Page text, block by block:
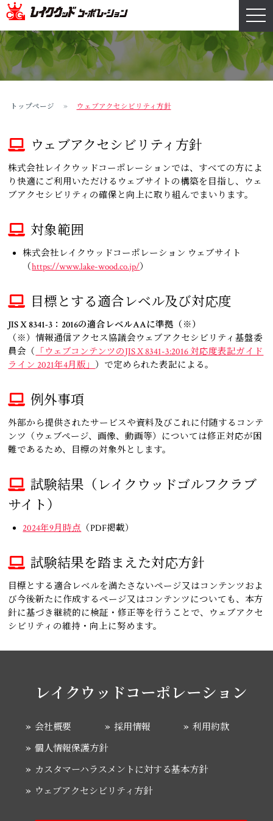
トップページ ウェブアクセシビリティ方針
ウェブアクセシビリティ方針
株式会社レイクウッドコーポレーションでは、すべての方によ
り快適にご利用いただけるウェブサイトの構築を目指し、ウェ
ブアクセシビリティの確保と向上に取り組んでまいります。
対象範囲
株式会社レイクウッドコーポレーション ウェブサイト
（https://www.lake-wood.co.jp/）
目標とする適合レベル及び対応度
JIS X 8341-3：2016の適合レベルAAに準拠（※）
（※）情報通信アクセス協議会ウェブアクセシビリティ基盤委
員会（ 「ウェブコンテンツのJIS X 8341-3:2016 対応度表記ガイド
ライン 2021年4月版」 ）で定められた表記による。
例外事項
外部から提供されたサービスや資料及びこれに付随するコンテ
ンツ（ウェブページ、画像、動画等）については修正対応が困
難であるため、目標の対象外とします。
試験結果（レイクウッドゴルフクラブ
サイト）
2024年9月時点 （PDF掲載）
試験結果を踏まえた対応方針
目標とする適合レベルを満たさないページ又はコンテンツおよ
び今後新たに作成するページ又はコンテンツについても、本方
針に基づき継続的に検証・修正等を行うことで、ウェブアクセ
シビリティの維持・向上に努めます。
レイクウッドコーポレーション
会社概要 採用情報
利用約款
個人情報保護方針
カスタマーハラスメントに対する基本方針
ウェブアクセシビリティ方針